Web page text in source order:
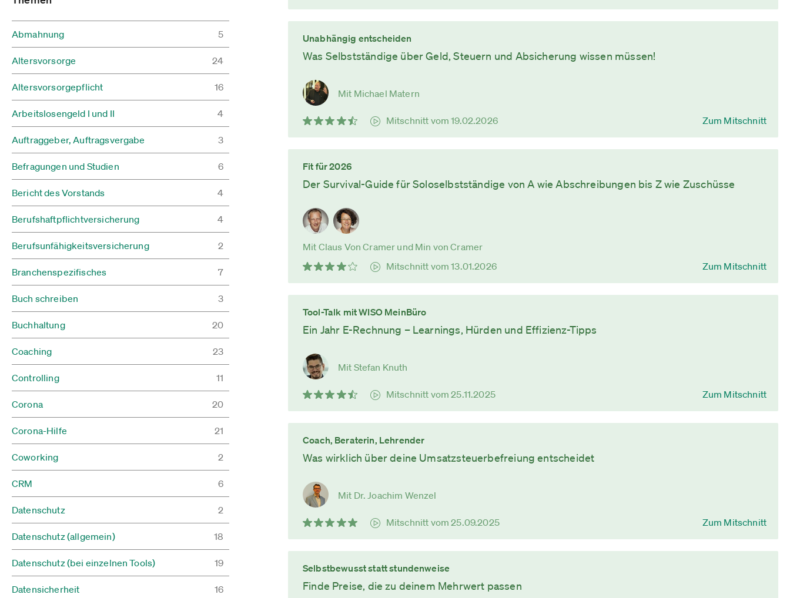
Abmahnung 5
Altersvorsorge 24
Altersvorsorgepflicht 16
Arbeitslosengeld I und II 4
Auftraggeber, Auftragsvergabe 3
Befragungen und Studien 6
Bericht des Vorstands 4
Berufshaftpflichtversicherung 4
Berufsunfähigkeitsversicherung 2
Branchenspezifisches 7
Buch schreiben 3
Buchhaltung 20
Coaching 23
Controlling 11
Corona 20
Corona-Hilfe 21
Coworking 2
CRM 6
Datenschutz 2
Datenschutz (allgemein) 18
Datenschutz (bei einzelnen Tools) 19
Datensicherheit 16
Unabhängig entscheiden
Was Selbstständige über Geld, Steuern und Absicherung wissen müssen!
Mit Michael Matern
Mitschnitt vom 19.02.2026 Zum Mitschnitt
Fit für 2026
Der Survival-Guide für Soloselbstständige von A wie Abschreibungen bis Z wie Zuschüsse
Mit Claus Von Cramer und Min von Cramer
Mitschnitt vom 13.01.2026
Zum Mitschnitt
Tool-Talk mit WISO MeinBüro
Ein Jahr E-Rechnung – Learnings, Hürden und Effizienz-Tipps
Mit Stefan Knuth
Mitschnitt vom 25.11.2025 Zum Mitschnitt
Coach, Beraterin, Lehrender
Was wirklich über deine Umsatzsteuerbefreiung entscheidet
Mit Dr. Joachim Wenzel
Mitschnitt vom 25.09.2025 Zum Mitschnitt
Selbstbewusst statt stundenweise
Finde Preise, die zu deinem Mehrwert passen